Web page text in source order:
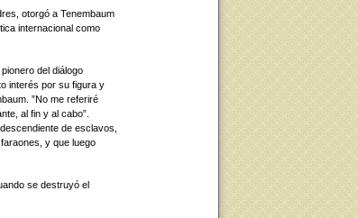
otorgó a Tenembaum
internacional como
del diálogo
interés por su figura y
”No me referiré
al fin y al cabo”.
de esclavos,
y que luego
se destruyó el